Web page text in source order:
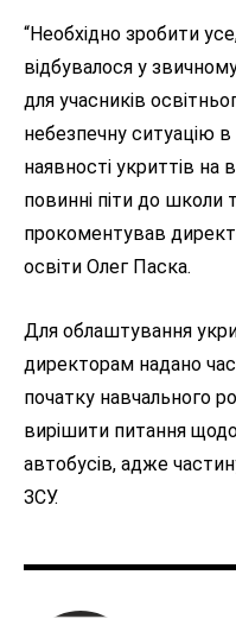
“Необхідно зробити
відбувалося у
для учасників
небезпечну ситуацію
наявності укриттів на
повинні піти до школи
прокоментував
освіти Олег Паска.
Для облаштування
директорам надано
початку навчального
вирішити питання
автобусів, адже
ЗСУ.